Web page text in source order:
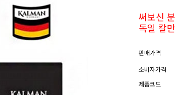
써보신
독일 칼
판매가격
소비자가격
제품코드